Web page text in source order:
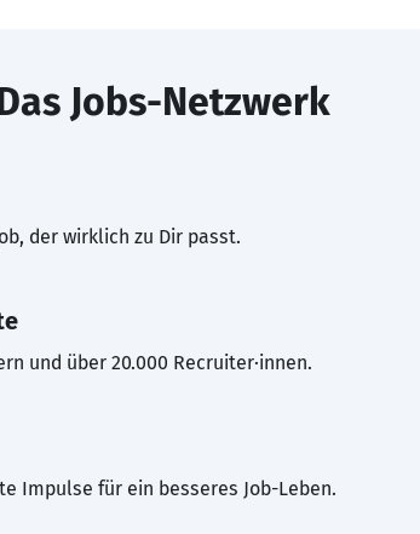
Jobs-Netzwerk
der wirklich zu Dir passt.
und über 20.000 Recruiter·innen.
Impulse für ein besseres Job-Leben.